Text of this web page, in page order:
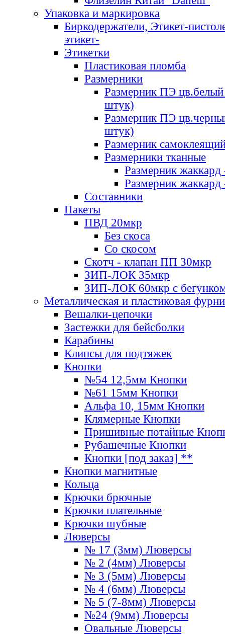
Упаковка и маркировка
Биркодержатели, Этикет-
этикет-
Этикетки
Пластиковая пломба
Размерники
Размерник ПЭ цв.белый
штук)
Размерник ПЭ
штук)
Размерник
Размерники тканные
Размерник
Размерник
Составники
Пакеты
ПВД 20мкр
Без скоса
Со скосом
Скотч - клапан ПП 30мкр
ЗИП-ЛОК 35мкр
ЗИП-ЛОК 60мкр с
Металлическая и пластиковая
Вешалки-цепочки
Застежки для бейсболки
Карабины
Клипсы для подтяжек
Кнопки
№54 12,5мм Кнопки
№61 15мм Кнопки
Альфа 10, 15мм Кнопки
Клямерные Кнопки
Пришивные потайные
Рубашечные Кнопки
Кнопки [под заказ] **
Кнопки магнитные
Кольца
Крючки брючные
Крючки плательные
Крючки шубные
Люверсы
№ 17 (3мм) Люверсы
№ 2 (4мм) Люверсы
№ 3 (5мм) Люверсы
№ 4 (6мм) Люверсы
№ 5 (7-8мм) Люверсы
№24 (9мм) Люверсы
Овальные Люверсы